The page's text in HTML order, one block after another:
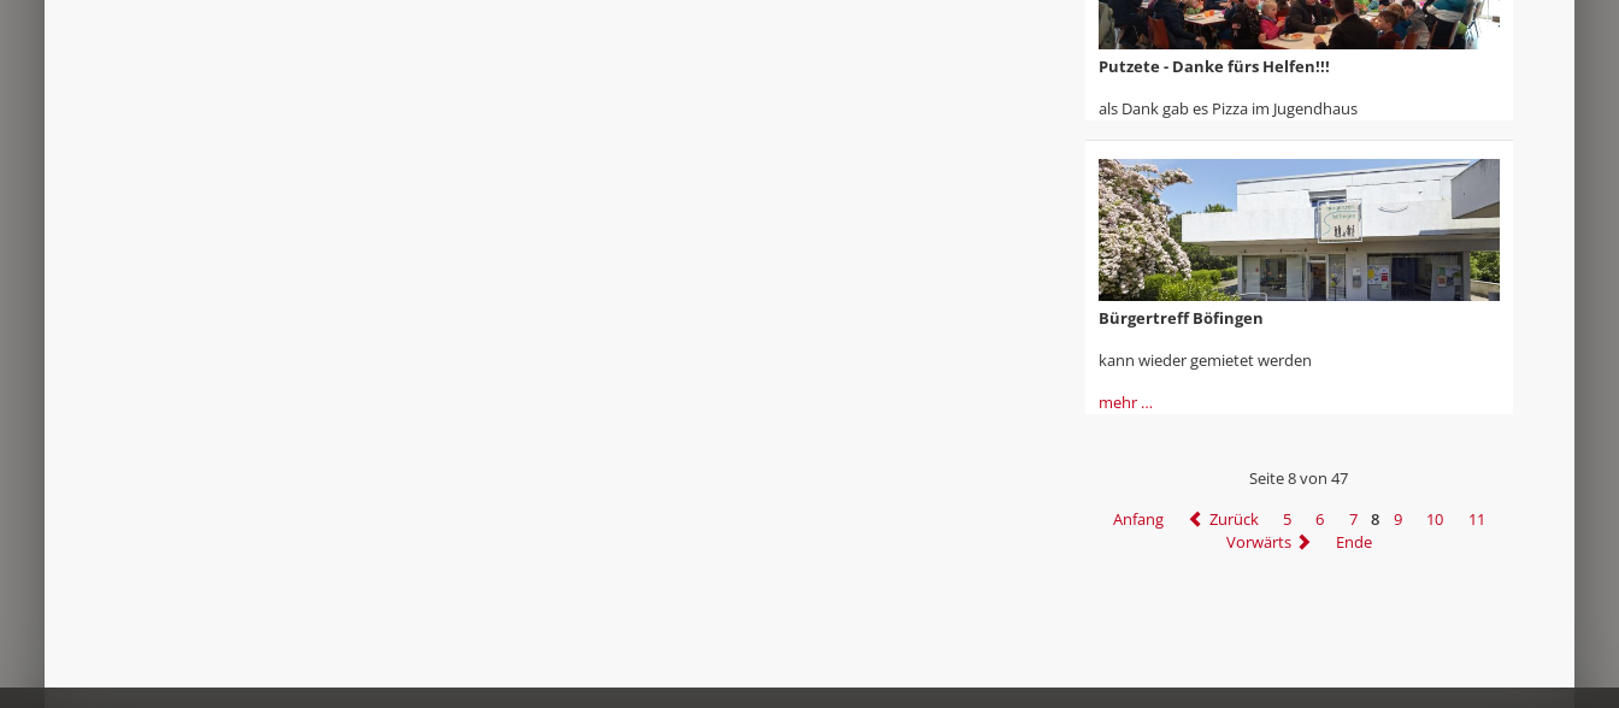
Putzete - Danke fürs Helfen!!!
als Dank gab es Pizza im Jugendhaus
Bürgertreff Böfingen
kann wieder gemietet werden
mehr …
Seite 8 von 47
Anfang
Zurück 5 6 7 8 9 10
11
Vorwärts
Ende